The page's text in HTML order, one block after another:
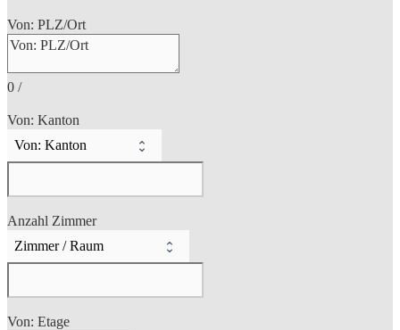
Von: PLZ/Ort
0 /
Von: Kanton
Anzahl Zimmer
Von: Etage